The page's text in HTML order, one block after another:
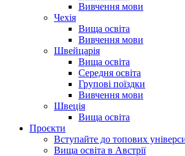
Вивчення мови
Чехія
Вища освіта
Вивчення мови
Швейцарія
Вища освіта
Середня освіта
Групові поїздки
Вивчення мови
Швеція
Вища освіта
Проєкти
Вступайте до топових
Вища освіта в Австрії